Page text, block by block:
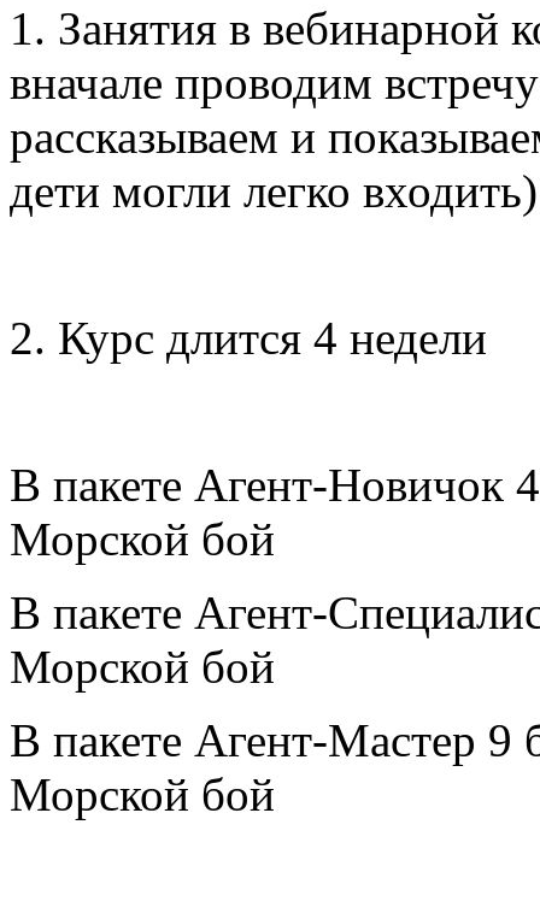
1. Занятия в вебинарной
вначале проводим
рассказываем и
дети могли легко входить)
2. Курс длится 4 недели
В пакете Агент-Новичок
Морской бой
В пакете Агент-
Морской бой
В пакете Агент-Мастер 9
Морской бой